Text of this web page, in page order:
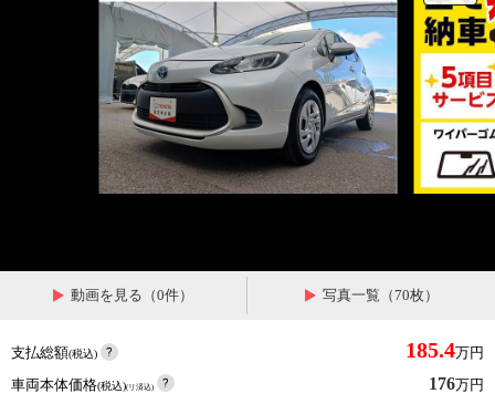
動画を見る（0件） 写真一覧（70枚）
支払総額(税込) 185.4万円
車両本体価格(税込)(リ済込) 176万円